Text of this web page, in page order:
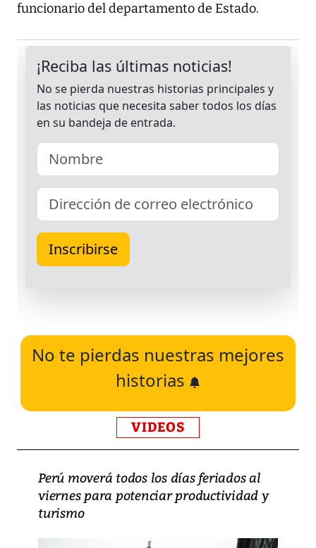
funcionario del departamento de Estado.
No te pierdas nuestras mejores
historias
VIDEOS
Perú moverá todos los días feriados al
viernes para potenciar productividad y
turismo